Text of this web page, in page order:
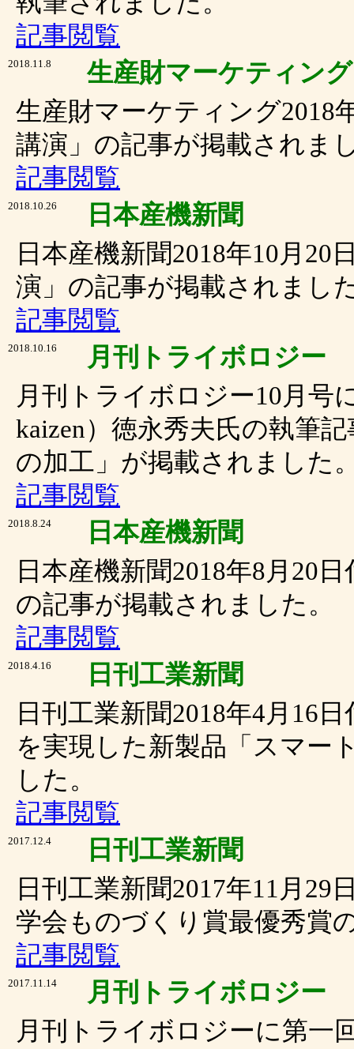
記事閲覧
2018.11.8
生産財マーケティング
生産財マーケティング2018
講演」の記事が掲載されま
記事閲覧
2018.10.26
日本産機新聞
日本産機新聞2018年10月
演」の記事が掲載されまし
記事閲覧
2018.10.16
月刊トライボロジー
月刊トライボロジー10月号
kaizen）徳永秀夫氏の執筆
の加工」が掲載されました
記事閲覧
2018.8.24
日本産機新聞
日本産機新聞2018年8月20
の記事が掲載されました。
記事閲覧
2018.4.16
日刊工業新聞
日刊工業新聞2018年4月16
を実現した新製品「スマー
した。
記事閲覧
2017.12.4
日刊工業新聞
日刊工業新聞2017年11月
学会ものづくり賞最優秀賞
記事閲覧
2017.11.14
月刊トライボロジー
月刊トライボロジーに第一